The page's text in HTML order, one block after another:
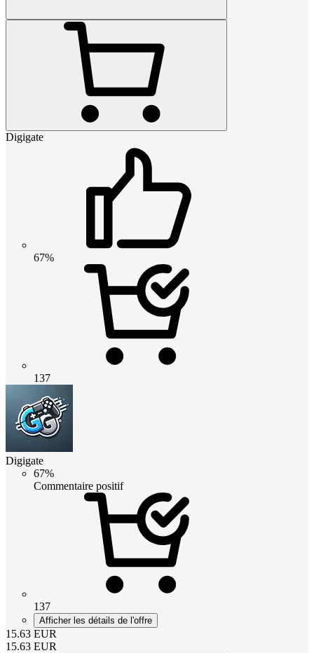
Digigate
67%
137
Digigate
67%
Commentaire positif
137
Afficher les détails de l'offre
15.63 EUR
15.63 EUR